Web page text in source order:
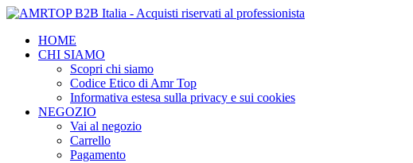
HOME
CHI SIAMO
Scopri chi siamo
Codice Etico di Amr Top
Informativa estesa sulla privacy e sui cookies
NEGOZIO
Vai al negozio
Carrello
Pagamento